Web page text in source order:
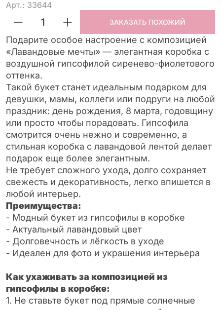
Арт.: 33644
ЗАКАЗАТЬ ПОХОЖИЙ
Подарите особое настроение с композицией
«Лавандовые мечты» — элегантная коробка с
воздушной гипсофилой сиренево-фиолетового
оттенка.
Такой букет станет идеальным подарком для
девушки, мамы, коллеги или подруги на любой
праздник: день рождения, 8 марта, годовщину
или просто чтобы порадовать. Гипсофила
смотрится очень нежно и современно, а
стильная коробка с лавандовой лентой делает
подарок еще более элегантным.
Не требует сложного ухода, долго сохраняет
свежесть и декоративность, легко впишется в
любой интерьер.
Преимущества:
- Модный букет из гипсофилы в коробке
- Актуальный лавандовый цвет
- Долговечность и лёгкость в уходе
- Идеален для фото и украшения интерьера
Как ухаживать за композицией из
гипсофилы в коробке:
1. Не ставьте букет под прямые солнечные